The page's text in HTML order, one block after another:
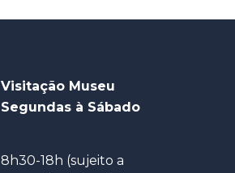
Visitação Museu
Segundas à Sábado
8h30-18h (sujeito a